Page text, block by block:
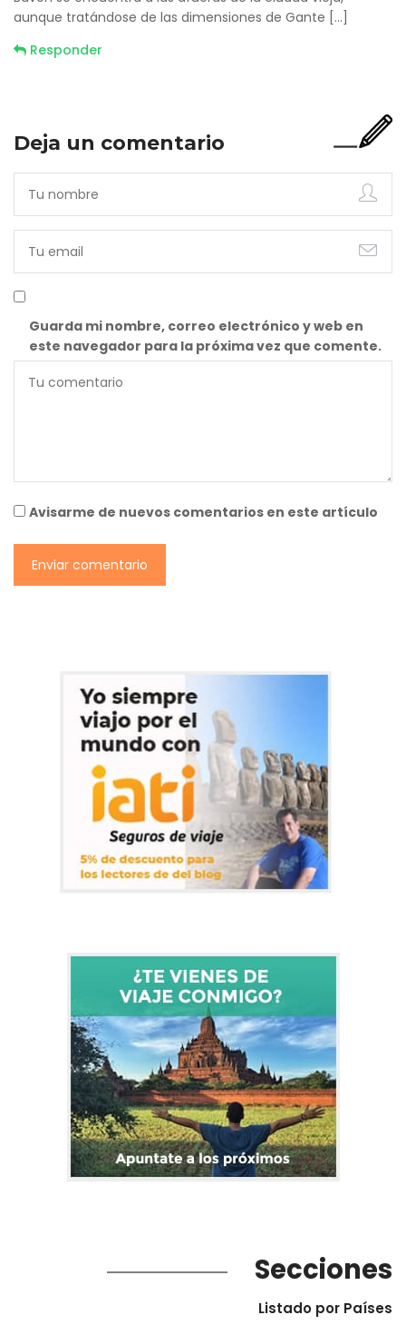
aunque tratándose de las dimensiones de Gante […]
Responder
Deja un comentario
Guarda mi nombre, correo electrónico y web en
este navegador para la próxima vez que comente.
Avisarme de nuevos comentarios en este artículo
Secciones
Listado por Países